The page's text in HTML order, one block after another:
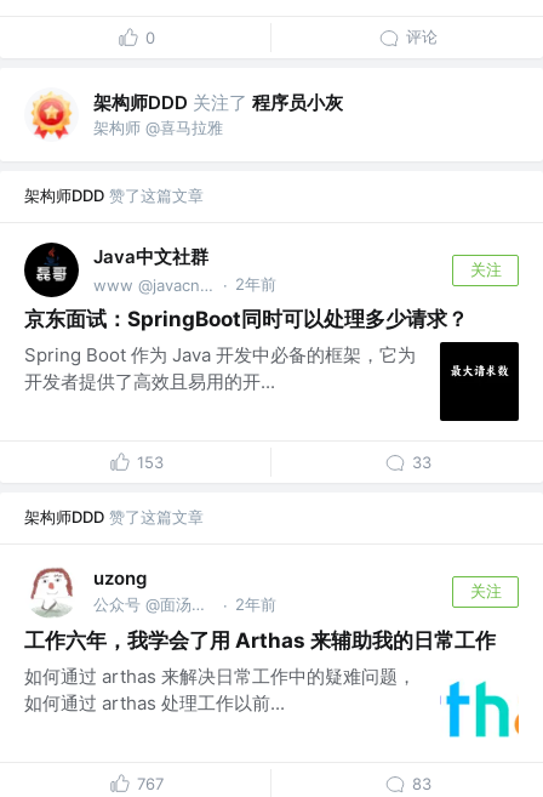
0 评论
架构师DDD 关注了 程序员小灰
架构师 @喜马拉雅
架构师DDD 赞了这篇文章
Java中文社群
www @javacn.site · 2年前
关注
京东面试：SpringBoot同时可以处理多少请求？
Spring Boot 作为 Java 开发中必备的框架，它为
开发者提供了高效且易用的开...
153 33
架构师DDD 赞了这篇文章
uzong
公众号 @面汤放盐 || @AI技术伙伴 · 2年前
关注
工作六年，我学会了用 Arthas 来辅助我的日常工作
如何通过 arthas 来解决日常工作中的疑难问题，
如何通过 arthas 处理工作以前...
767 83